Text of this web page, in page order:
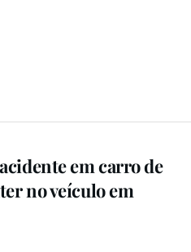
em carro de
no veículo em